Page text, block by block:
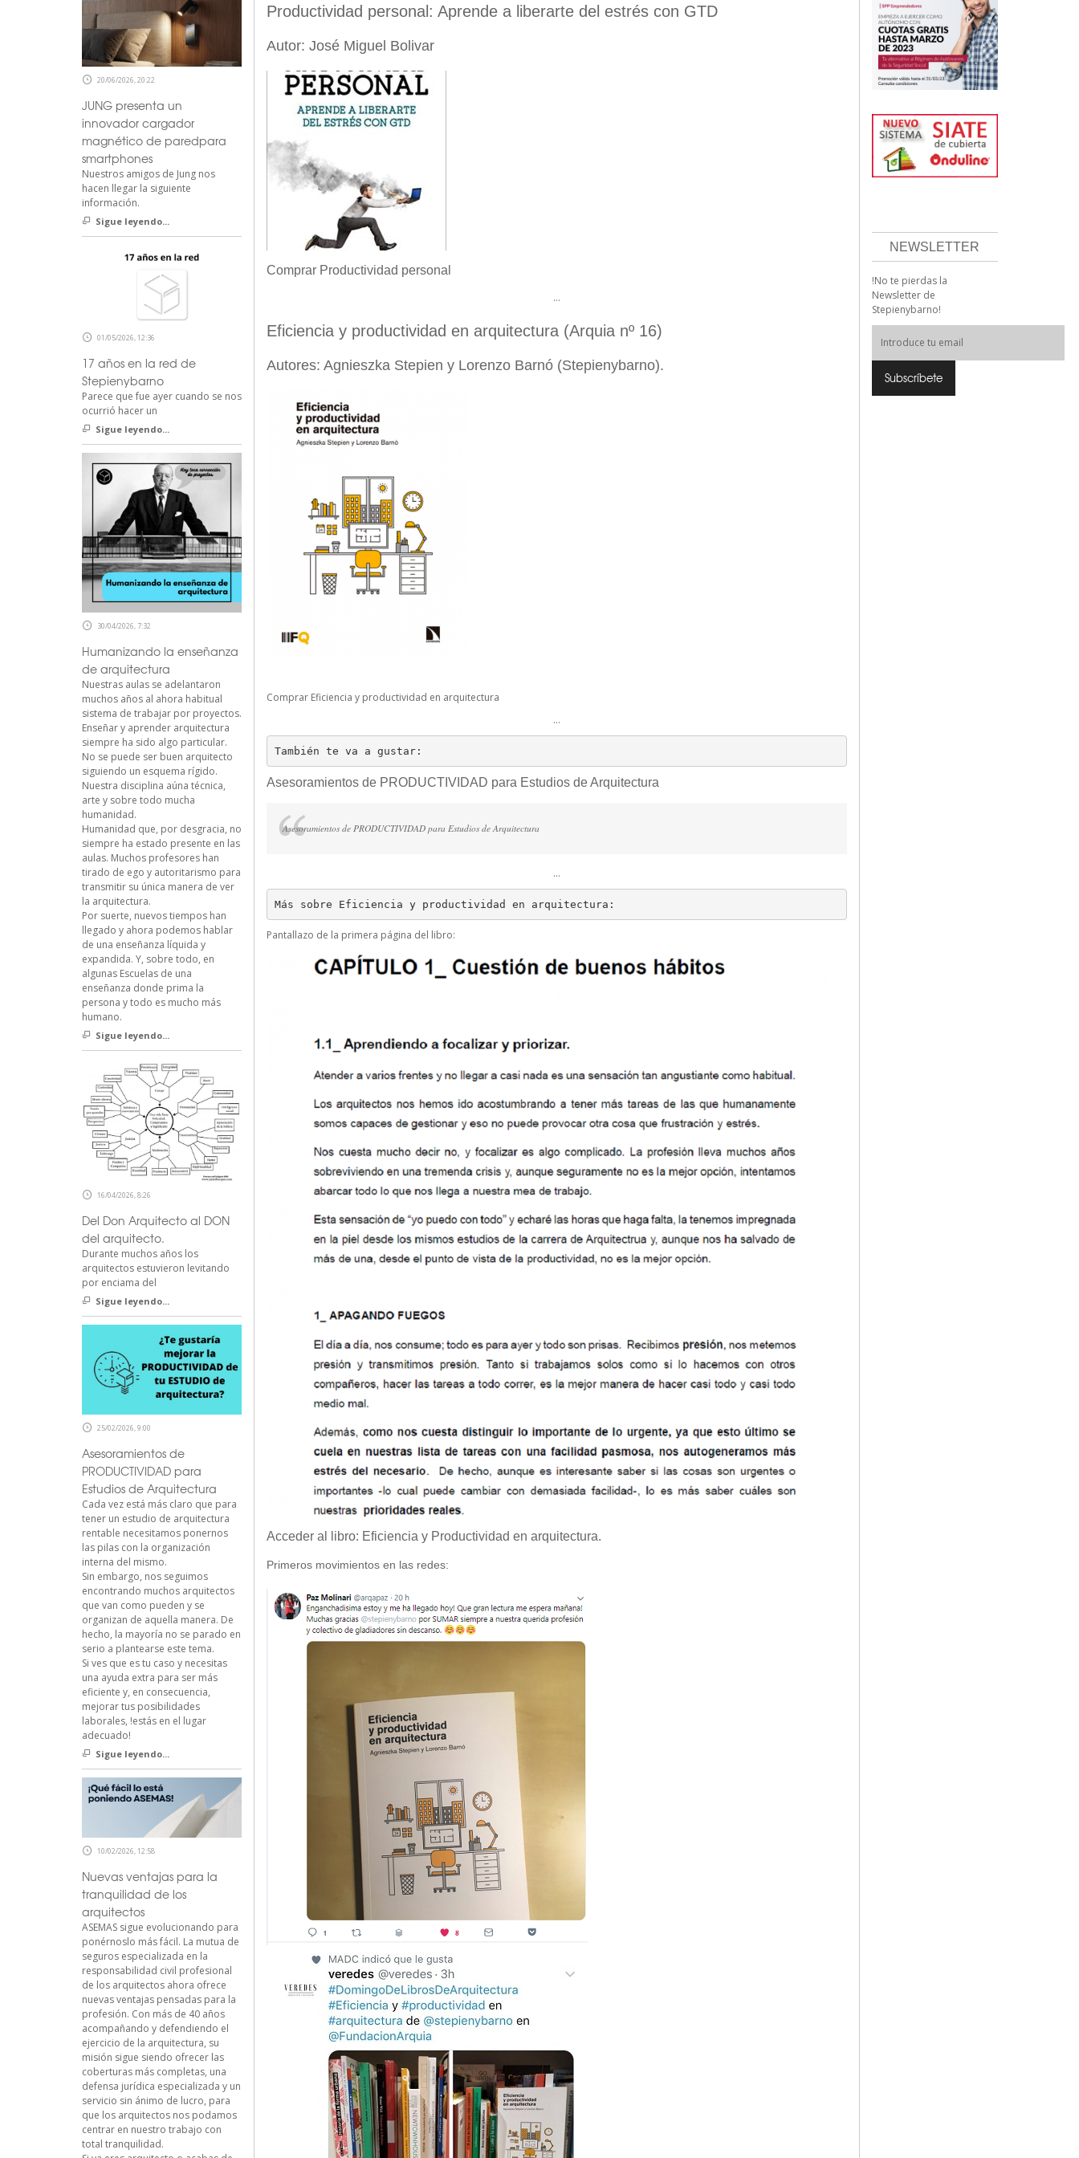
Productividad personal: Aprende a liberarte del estrés con GTD
Autor: José Miguel Bolivar
Comprar Productividad personal
…
Eficiencia y productividad en arquitectura (Arquia nº 16)
Autores: Agnieszka Stepien y Lorenzo Barnó (Stepienybarno).
Comprar Eficiencia y productividad en arquitectura
…
También te va a gustar:
Asesoramientos de PRODUCTIVIDAD para Estudios de Arquitectura
Asesoramientos de PRODUCTIVIDAD para Estudios de Arquitectura
…
Más sobre Eficiencia y productividad en arquitectura:
Pantallazo de la primera página del libro:
Acceder al libro: Eficiencia y Productividad en arquitectura.
Primeros movimientos en las redes:
NEWSLETTER
!No te pierdas la
Newsletter de
Stepienybarno!
20/06/2026, 20:22
JUNG presenta un
innovador cargador
magnético de paredpara
smartphones
Nuestros amigos de Jung nos
hacen llegar la siguiente
información.
Sigue leyendo...
01/05/2026, 12:36
17 años en la red de
Stepienybarno
Parece que fue ayer cuando se nos
ocurrió hacer un
Sigue leyendo...
30/04/2026, 7:32
Humanizando la enseñanza
de arquitectura
Nuestras aulas se adelantaron
muchos años al ahora habitual
sistema de trabajar por proyectos.
Enseñar y aprender arquitectura
siempre ha sido algo particular.
No se puede ser buen arquitecto
siguiendo un esquema rígido.
Nuestra disciplina aúna técnica,
arte y sobre todo mucha
humanidad.
Humanidad que, por desgracia, no
siempre ha estado presente en las
aulas. Muchos profesores han
tirado de ego y autoritarismo para
transmitir su única manera de ver
la arquitectura.
Por suerte, nuevos tiempos han
llegado y ahora podemos hablar
de una enseñanza líquida y
expandida. Y, sobre todo, en
algunas Escuelas de una
enseñanza donde prima la
persona y todo es mucho más
humano.
Sigue leyendo...
16/04/2026, 8:26
Del Don Arquitecto al DON
del arquitecto.
Durante muchos años los
arquitectos estuvieron levitando
por enciama del
Sigue leyendo...
25/02/2026, 9:00
Asesoramientos de
PRODUCTIVIDAD para
Estudios de Arquitectura
Cada vez está más claro que para
tener un estudio de arquitectura
rentable necesitamos ponernos
las pilas con la organización
interna del mismo.
Sin embargo, nos seguimos
encontrando muchos arquitectos
que van como pueden y se
organizan de aquella manera. De
hecho, la mayoría no se parado en
serio a plantearse este tema.
Si ves que es tu caso y necesitas
una ayuda extra para ser más
eficiente y, en consecuencia,
mejorar tus posibilidades
laborales, !estás en el lugar
adecuado!
Sigue leyendo...
10/02/2026, 12:58
Nuevas ventajas para la
tranquilidad de los
arquitectos
ASEMAS sigue evolucionando para
ponérnoslo más fácil. La mutua de
seguros especializada en la
responsabilidad civil profesional
de los arquitectos ahora ofrece
nuevas ventajas pensadas para la
profesión. Con más de 40 años
acompañando y defendiendo el
ejercicio de la arquitectura, su
misión sigue siendo ofrecer las
coberturas más completas, una
defensa jurídica especializada y un
servicio sin ánimo de lucro, para
que los arquitectos nos podamos
centrar en nuestro trabajo con
total tranquilidad.